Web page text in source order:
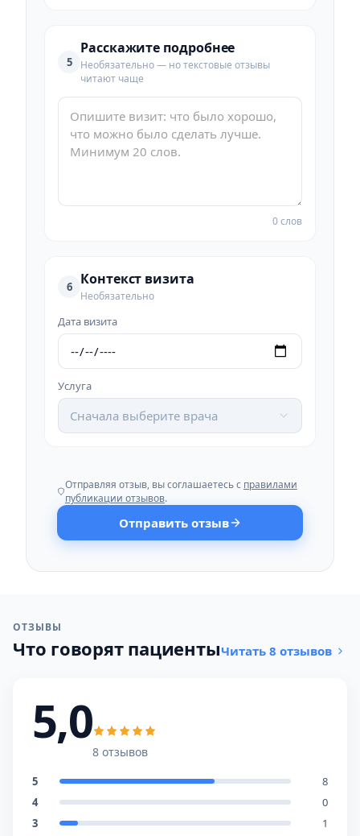
5
Расскажите подробнее
Необязательно — но текстовые отзывы
читают чаще
0 слов
6 Контекст визита
Необязательно
Дата визита
Услуга
Сначала выберите врача
Отправляя отзыв, вы соглашаетесь с правилами
публикации отзывов.
Отправить отзыв
ОТЗЫВЫ
Что говорят пациентыЧитать 8 отзывов
5,0
8 отзывов
5
8
4
0
3
1